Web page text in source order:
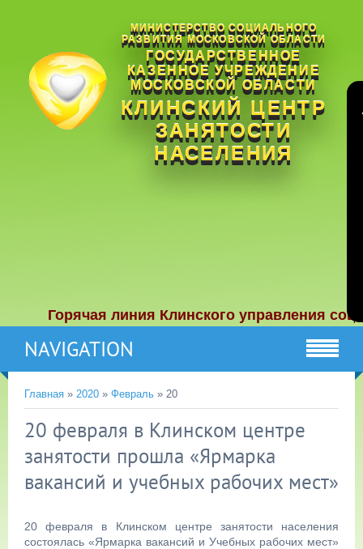
МИНИСТЕРСТВО СОЦИАЛЬНОГО
РАЗВИТИЯ МОСКОВСКОЙ ОБЛАСТИ
ГОСУДАРСТВЕННОЕ
КАЗЕННОЕ УЧРЕЖДЕНИЕ
МОСКОВСКОЙ ОБЛАСТИ
КЛИНСКИЙ ЦЕНТР
ЗАНЯТОСТИ
НАСЕЛЕНИЯ
Горячая линия Клинского управления
NAVIGATION
Главная » 2020 » Февраль » 20
20 февраля в Клинском центре
занятости прошла «Ярмарка
вакансий и учебных рабочих мест»
20 февраля в Клинском центре занятости населения
состоялась «Ярмарка вакансий и Учебных рабочих мест»